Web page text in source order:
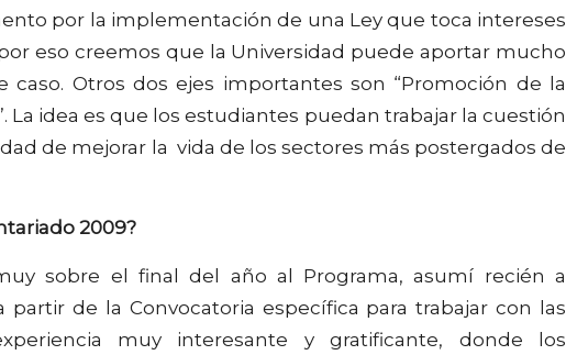
por la implementación de una Ley que toca intereses
eso creemos que la Universidad puede aportar mucho
Otros dos ejes importantes son “Promoción de la
La idea es que los estudiantes puedan trabajar la cuestión
de mejorar la vida de los sectores más postergados de
2009?
sobre el final del año al Programa, asumí recién a
de la Convocatoria específica para trabajar con las
muy interesante y gratificante, donde los